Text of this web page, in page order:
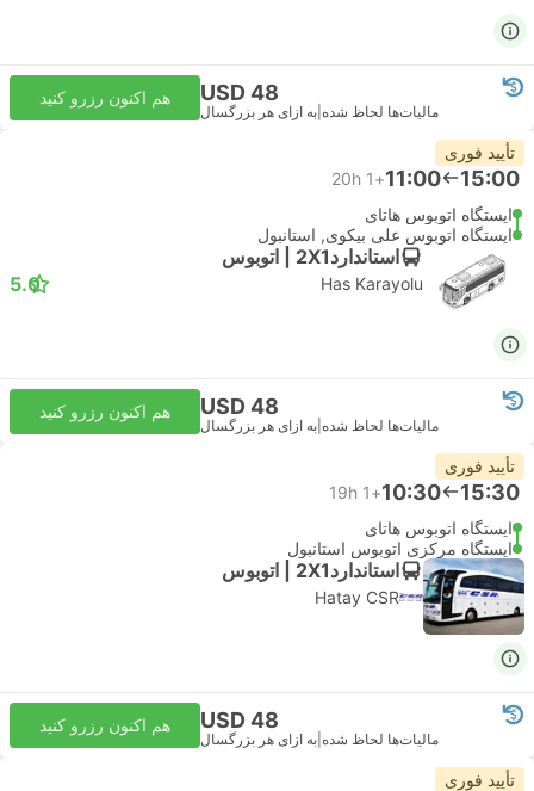
USD 48
مالیات‌ها لحاظ شده به ازای هر بزرگسال
هم اکنون رزرو کنید
تأیید فوری
15:00
11:00
+1
20h
ایستگاه اتوبوس هاتای
ایستگاه اتوبوس علی بیکوی, استانبول
استاندارد2X1 | اتوبوس
Has Karayolu
5.0
USD 48
مالیات‌ها لحاظ شده به ازای هر بزرگسال
هم اکنون رزرو کنید
تأیید فوری
15:30
10:30
+1
19h
ایستگاه اتوبوس هاتای
ایستگاه مرکزی اتوبوس استانبول
استاندارد2X1 | اتوبوس
Hatay CSR
USD 48
مالیات‌ها لحاظ شده به ازای هر بزرگسال
هم اکنون رزرو کنید
تأیید فوری